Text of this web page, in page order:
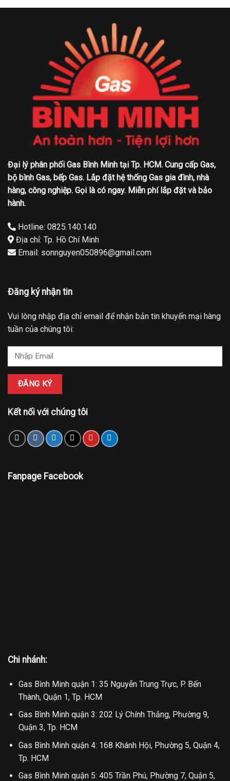
Đại lý phân phối Gas Bình Minh tại Tp. HCM. Cung cấp Gas,
bộ bình Gas, bếp Gas. Lắp đặt hệ thống Gas gia đình, nhà
hàng, công nghiệp. Gọi là có ngay. Miễn phí lắp đặt và bảo
hành.
Hotline: 0825.140.140
Địa chỉ: Tp. Hồ Chí Minh
Email: sonnguyen050896@gmail.com
Đăng ký nhận tin
Vui lòng nhập địa chỉ email để nhận bản tin khuyến mại hàng
tuần của chúng tôi:
Kết nối với chúng tôi
Fanpage Facebook
Chi nhánh:
Gas Bình Minh quận 1: 35 Nguyễn Trung Trực, P. Bến
Thành, Quận 1, Tp. HCM
Gas Bình Minh quận 3: 202 Lý Chính Thắng, Phường 9,
Quận 3, Tp. HCM
Gas Bình Minh quận 4: 168 Khánh Hội, Phường 5, Quận 4,
Tp. HCM
Gas Bình Minh quận 5: 405 Trần Phú, Phường 7, Quận 5,